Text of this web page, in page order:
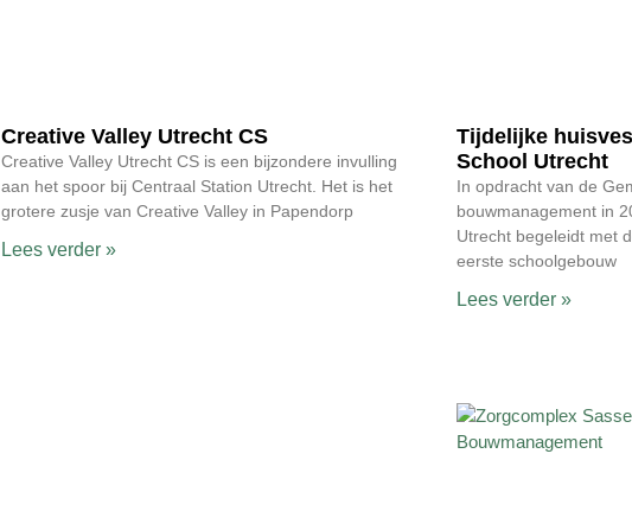
Creative Valley Utrecht CS
Creative Valley Utrecht CS is een bijzondere invulling
aan het spoor bij Centraal Station Utrecht. Het is het
grotere zusje van Creative Valley in Papendorp
Lees verder »
Tijdelijke
School Utrecht
In opdracht van de
bouwmanagement in
Utrecht begeleidt met
eerste schoolgebouw
Lees verder »